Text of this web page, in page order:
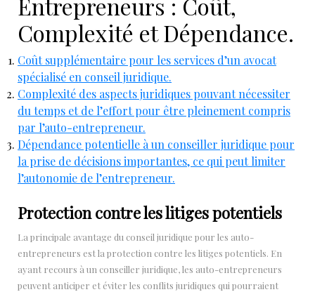
Complexité et Dépendance.
Coût supplémentaire pour les services d’un avocat
spécialisé en conseil juridique.
Complexité des aspects juridiques pouvant nécessiter
du temps et de l’effort pour être pleinement compris
par l’auto-entrepreneur.
Dépendance potentielle à un conseiller juridique pour
la prise de décisions importantes, ce qui peut limiter
l’autonomie de l’entrepreneur.
Protection contre les litiges potentiels
La principale avantage du conseil juridique pour les auto-
entrepreneurs est la protection contre les litiges potentiels. En
ayant recours à un conseiller juridique, les auto-entrepreneurs
peuvent anticiper et éviter les conflits juridiques qui pourraient